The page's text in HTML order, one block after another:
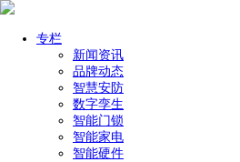
专栏
新闻资讯
品牌动态
智慧安防
数字孪生
智能门锁
智能家电
智能硬件